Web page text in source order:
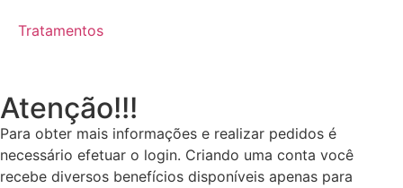
Tratamentos
Atenção!!!
Para obter mais informações e realizar pedidos é
necessário efetuar o login. Criando uma conta você
recebe diversos benefícios disponíveis apenas para